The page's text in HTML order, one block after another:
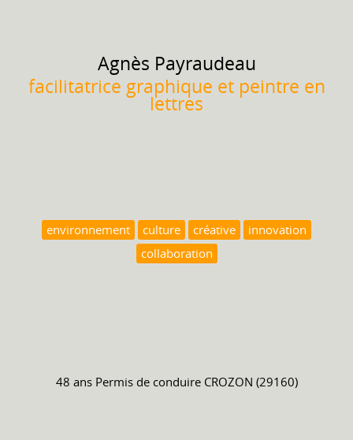
Agnès Payraudeau
facilitatrice graphique et peintre en
lettres
environnement culture créative
innovation
collaboration
48 ans Permis de conduire CROZON (29160)